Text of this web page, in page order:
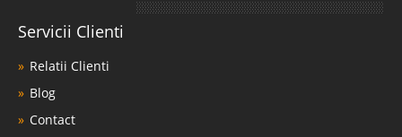
Servicii Clienti
Relatii Clienti
Blog
Contact